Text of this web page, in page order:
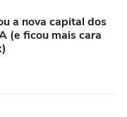
a nova capital dos
(e ficou mais cara